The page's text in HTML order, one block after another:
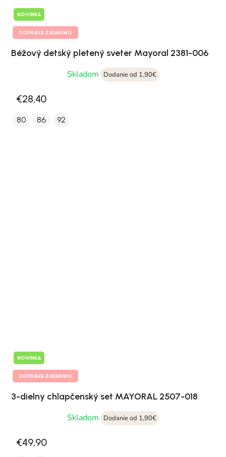
NOVINKA
DOPRAVA ZADARMO
Béžový detský pletený sveter Mayoral 2381-006
Skladom
Dodanie od 1,90€
€28,40
80 86 92
NOVINKA
DOPRAVA ZADARMO
3-dielny chlapčenský set MAYORAL 2507-018
Skladom
Dodanie od 1,90€
€49,90